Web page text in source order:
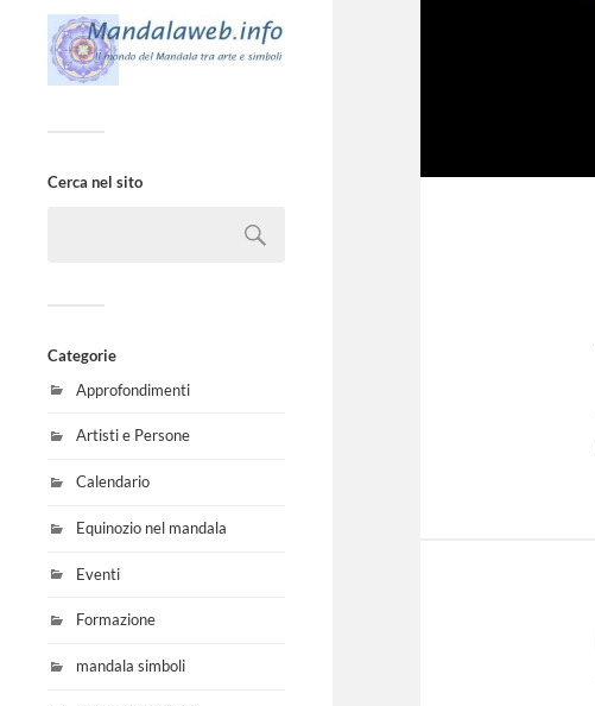
Cerca nel sito
Categorie
Approfondimenti
Artisti e Persone
Calendario
Equinozio nel mandala
Eventi
Formazione
mandala simboli